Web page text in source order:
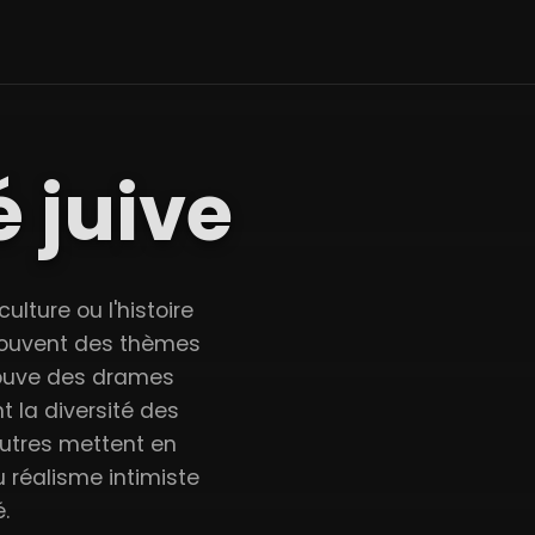
juive
ou l'histoire
des thèmes
des drames
la diversité des
mettent en
réalisme intimiste